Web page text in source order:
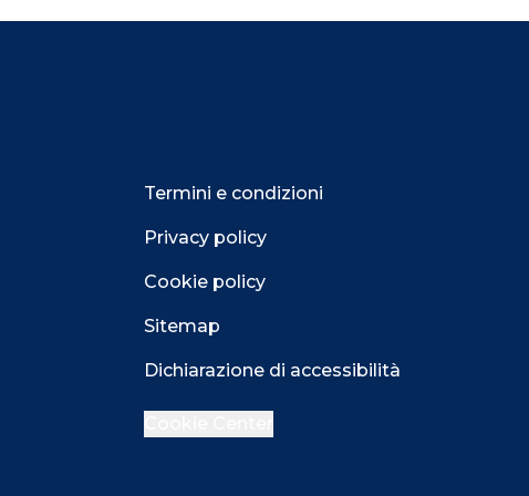
Termini e condizioni
Privacy policy
Cookie policy
Sitemap
Dichiarazione di accessibilità